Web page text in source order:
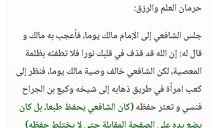
حرمان العلم والرزق:
جلس الشافعي إلى الإمام مالك يوما، فأعجب به مالك و
قال له: إن الله قد قذف في قلبك نورا فلا تطفئه بظلمة
المعصية، لكن الشافعي خالف وصية مالك يوما، فنظر إلى
كعب امرأة في طريق ذهابه إلى شيخه وكيع بن الجراح
فنسي و تعثر حفظه(كان الشافعي يحفظ طبعا، بل كان